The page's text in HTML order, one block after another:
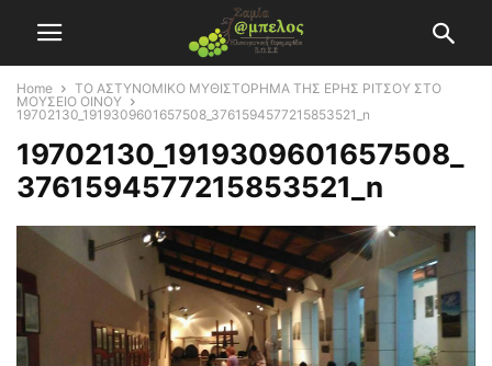
Home
ΤΟ ΑΣΤΥΝΟΜΙΚΟ ΜΥΘΙΣΤΟΡΗΜΑ ΤΗΣ ΕΡΗΣ ΡΙΤΣΟΥ ΣΤΟ
ΜΟΥΣΕΙΟ ΟΙΝΟΥ
19702130_1919309601657508_3761594577215853521_n
19702130_1919309601657508_
3761594577215853521_n